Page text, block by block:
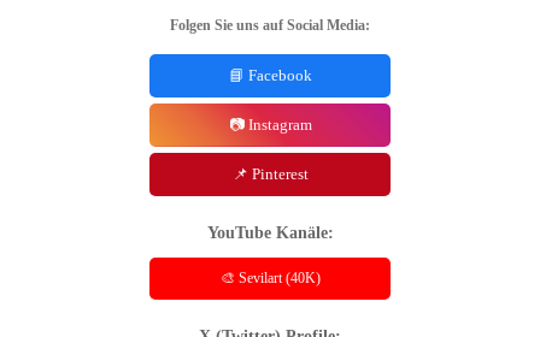
Folgen Sie uns auf Social Media:
📘 Facebook
📷 Instagram
📌 Pinterest
YouTube Kanäle:
🎨 Sevilart (40K)